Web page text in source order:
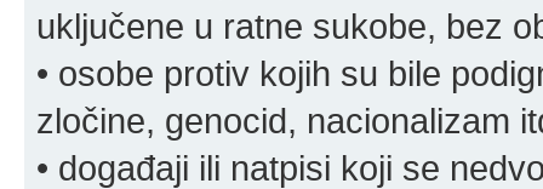
uključene u ratne sukobe, bez
• osobe protiv kojih su bile
zločine, genocid, nacionalizam
• događaji ili natpisi koji se